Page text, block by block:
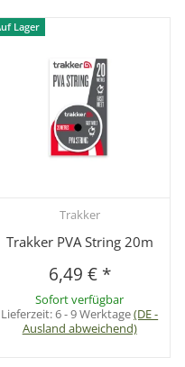
Lager
Trakker
Trakker PVA String 20m
6,49 € *
Sofort verfügbar
Lieferzeit:6 - 9 Werktage(DE -
Ausland abweichend)